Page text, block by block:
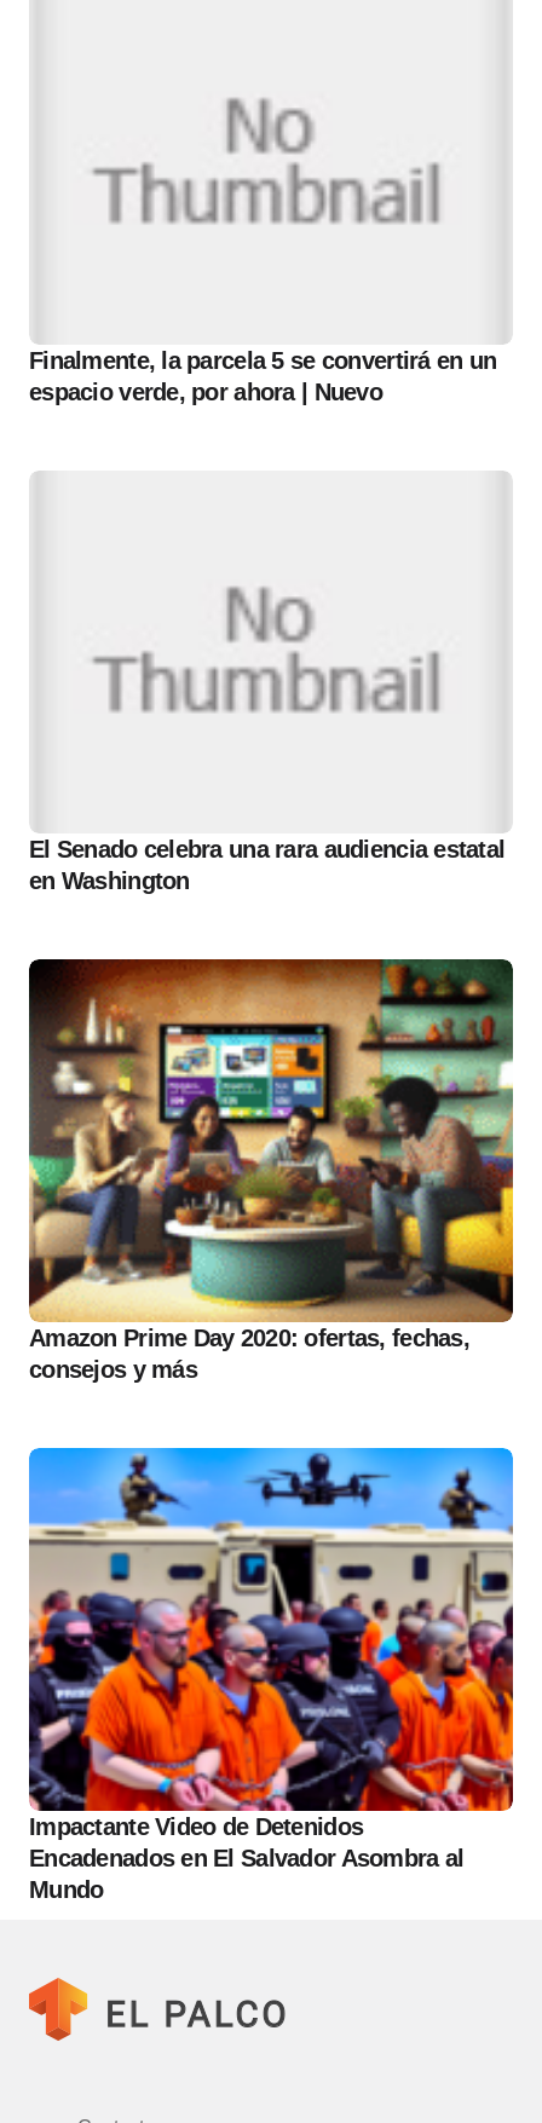
Finalmente, la parcela 5 se convertirá en un
espacio verde, por ahora | Nuevo
El Senado celebra una rara audiencia estatal
en Washington
Amazon Prime Day 2020: ofertas, fechas,
consejos y más
Impactante Video de Detenidos
Encadenados en El Salvador Asombra al
Mundo